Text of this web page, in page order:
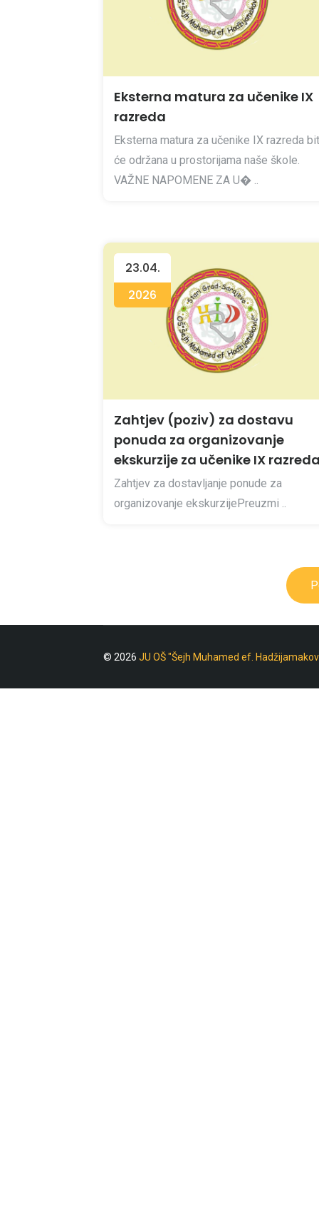
Eksterna matura za učenike IX
razreda
Eksterna matura za učenike IX razreda bit
će održana u prostorijama naše škole.
VAŽNE NAPOMENE ZA U� ..
23.04.
2026
Zahtjev (poziv) za dostavu
ponuda za organizovanje
ekskurzije za učenike IX
Zahtjev za dostavljanje ponude za
organizovanje ekskurzijePreuzmi ..
© 2026 JU OŠ "Šejh Muhamed ef.